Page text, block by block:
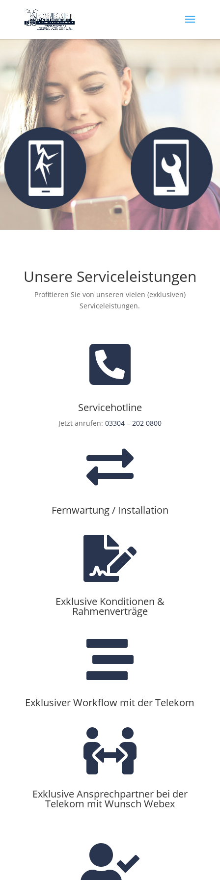
Unsere Serviceleistungen
Profitieren Sie von unseren vielen (exklusiven)
Serviceleistungen.

Servicehotline
Jetzt anrufen: 03304 – 202 0800

Fernwartung / Installation

Exklusive Konditionen &
Rahmenverträge

Exklusiver Workflow mit der Telekom

Exklusive Ansprechpartner bei der
Telekom mit Wunsch Webex
